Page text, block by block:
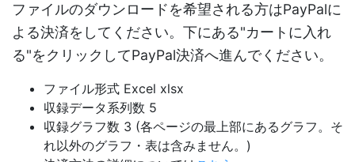
ファイルのダウンロードを希望される方はPayPalに
よる決済をしてください。下にある"カートに入れ
る"をクリックしてPayPal決済へ進んでください。
ファイル形式 Excel xlsx
収録データ系列数 5
収録グラフ数 3 (各ページの最上部にあるグラフ。そ
れ以外のグラフ・表は含みません。)